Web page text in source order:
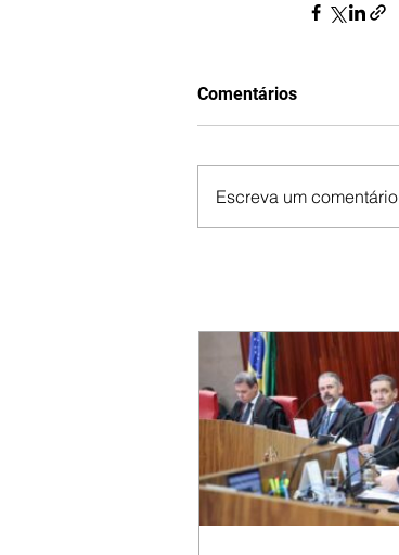
Comentários
Escreva um comentário